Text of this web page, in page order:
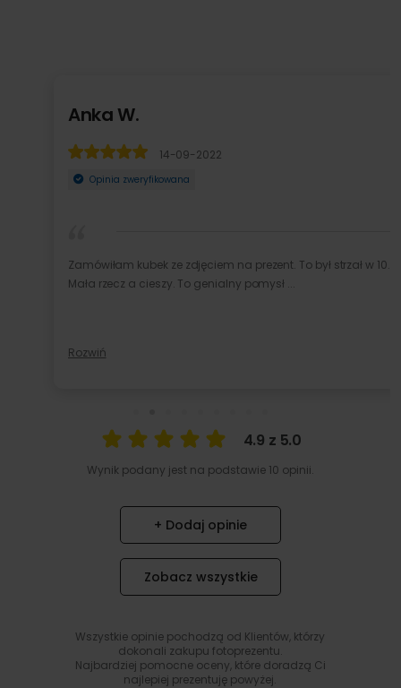
Anka W.
14-09-2022
Opinia zweryfikowana
Zamówiłam kubek ze zdjęciem na prezent. To był strzał w 10.
Mała rzecz a cieszy. To genialny pomysł ...
Rozwiń
4.9 z 5.0
Wynik podany jest na podstawie 10 opinii.
+ Dodaj opinie
Zobacz wszystkie
Wszystkie opinie pochodzą od Klientów, którzy
dokonali zakupu fotoprezentu.
Najbardziej pomocne oceny, które doradzą Ci
najlepiej prezentuję powyżej.